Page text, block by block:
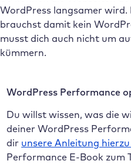
WordPress langsamer
brauchst damit kein
musst dich auch nicht um
kümmern.
WordPress Performance
Du willst wissen, was die
deiner WordPress
dir unsere Anleitung
Performance E-Book zum